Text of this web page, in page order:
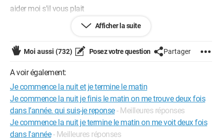
aider moi s'il vous plait
Windows XP
Afficher la suite
Moi aussi (732) Posez votre question Partager
A voir également:
Je commence la nuit et je termine le matin
Je commence la nuit je finis le matin on me trouve deux fois
dans l’année. qui suis-je reponse- Meilleures réponses
Je commence la nuit je termine le matin on me voit deux fois
dans l'année - Meilleures réponses